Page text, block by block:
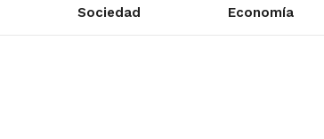
Sociedad Economía